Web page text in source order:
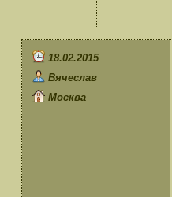
18.02.2015
Вячеслав
Москва